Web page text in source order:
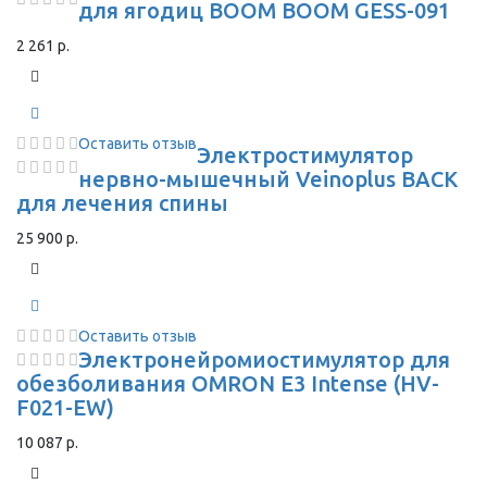
для ягодиц BOOM BOOM GESS-091
2 261 р.
Оставить отзывЭлектростимулятор
нервно-мышечный Veinoplus BACK
для лечения спины
25 900 р.
Оставить отзыв
Электронейромиостимулятор для
обезболивания OMRON Е3 Intense (HV-
F021-EW)
10 087 р.